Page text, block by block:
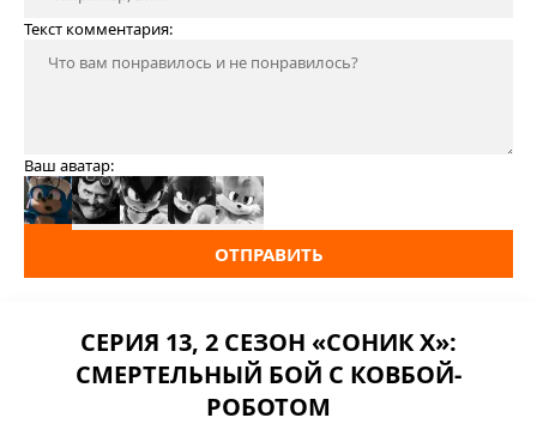
Текст комментария:
Ваш аватар:
ОТПРАВИТЬ
СЕРИЯ 13, 2 СЕЗОН «СОНИК X»:
СМЕРТЕЛЬНЫЙ БОЙ С КОВБОЙ-
РОБОТОМ